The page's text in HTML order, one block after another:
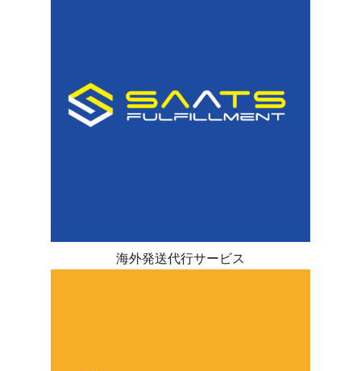
海外発送代行サービス